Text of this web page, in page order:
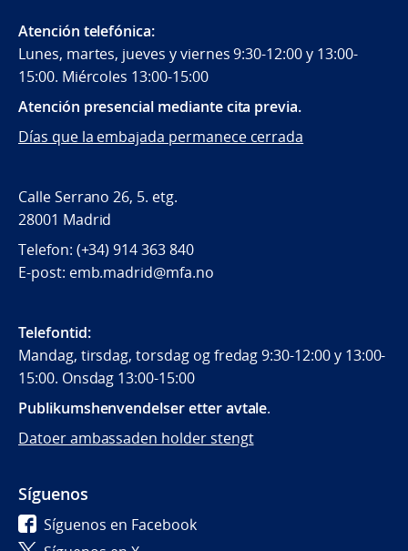
Atención telefónica:
Lunes, martes, jueves y viernes 9:30-12:00 y 13:00-
15:00. Miércoles 13:00-15:00
Atención presencial mediante cita previa.
Días que la embajada permanece cerrada
Calle Serrano 26, 5. etg.
28001 Madrid
Telefon: (+34) 914 363 840
E-post: emb.madrid@mfa.no
Telefontid:
Mandag, tirsdag, torsdag og fredag 9:30-12:00 y 13:00-
15:00. Onsdag 13:00-15:00
Publikumshenvendelser etter avtale.
Datoer ambassaden holder stengt
Síguenos
Síguenos en Facebook